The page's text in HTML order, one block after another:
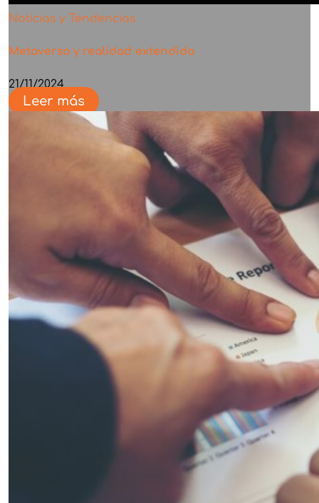
Noticias y Tendencias
Metaverso y realidad extendida
21/11/2024
Leer más